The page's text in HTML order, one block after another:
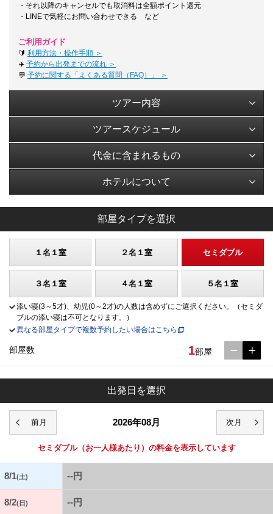
・それ以降のキャンセルでも取消料は全額ポイント還元
・LINEで気軽にお問い合わせできる など
ご利用ガイド
🔰 利用方法・操作手順 ＞
✈️ 予約から出発までの流れ ＞
💬 予約に関する「よくある質問（FAQ）」 ＞
ツアー内容
ツアースケジュール
代金に含まれるもの
ホテルについて
部屋タイプを選択
１名１室 ２名１室 セミダブル
３名１室 ４名１室 ５名１室
添い寝(3～5才)、幼児(0～2才)の人数は含めずにご選択ください。（セミダ
ブルの添い寝は不可となります。）
異なる部屋タイプで複数予約したい場合はこちら
部屋数 1部屋
出発日を選択
2026年08月
セミダブル（お一人様あたり）の料金を表示しています
8/1(土) --円
8/2(日) --円